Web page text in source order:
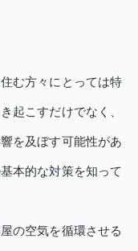
む方々にとっては特
起こすだけでなく、
を及ぼす可能性があ
本的な対策を知って
の空気を循環させる